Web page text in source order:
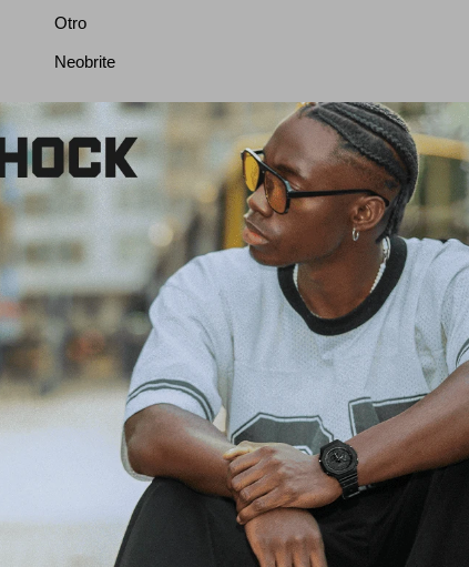
Otro
Neobrite
Cronógrafo
Cronómetro de 1/100 segundos Capacidad de
medición: 00'00''00~59'59''99 (durante los primeros
60 minutos) 1:00'00~23:59'59 (después de 60
minutos) Unidad de medición: 1/100 de segundo
(durante los primeros 60 minutos) 1 segundo
(después de 60 minutos) Modos de medición:
Tiempo transcurrido, tiempo fraccionado, tiempos del
1.er y 2.o lugar
Alarma/señal horaria
5 alarmas diarias
señal horaria